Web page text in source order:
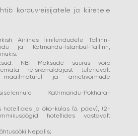
korduvreisijatele ja kiiretele
Airlines liinilendudele Tallinn-
ja Katmandu-Istanbul-Tallinn,
NB! Maksude suurus võib
reisikorraldajast tulenevalt
maailmaturul ja ametivõimude
Kathmandu-Pokhara-
hotellides ja öko-külas (6. päev), (2-
hotellides vastavalt
Nepalis;